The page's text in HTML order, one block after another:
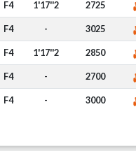
F4 1'17''2 2725
F4 - 3025
F4 1'17''2 2850
F4 - 2700
F4 - 3000